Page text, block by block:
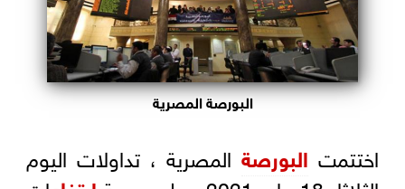
البورصة المصرية
اختتمت البورصةالمصرية ، تداولات اليوم